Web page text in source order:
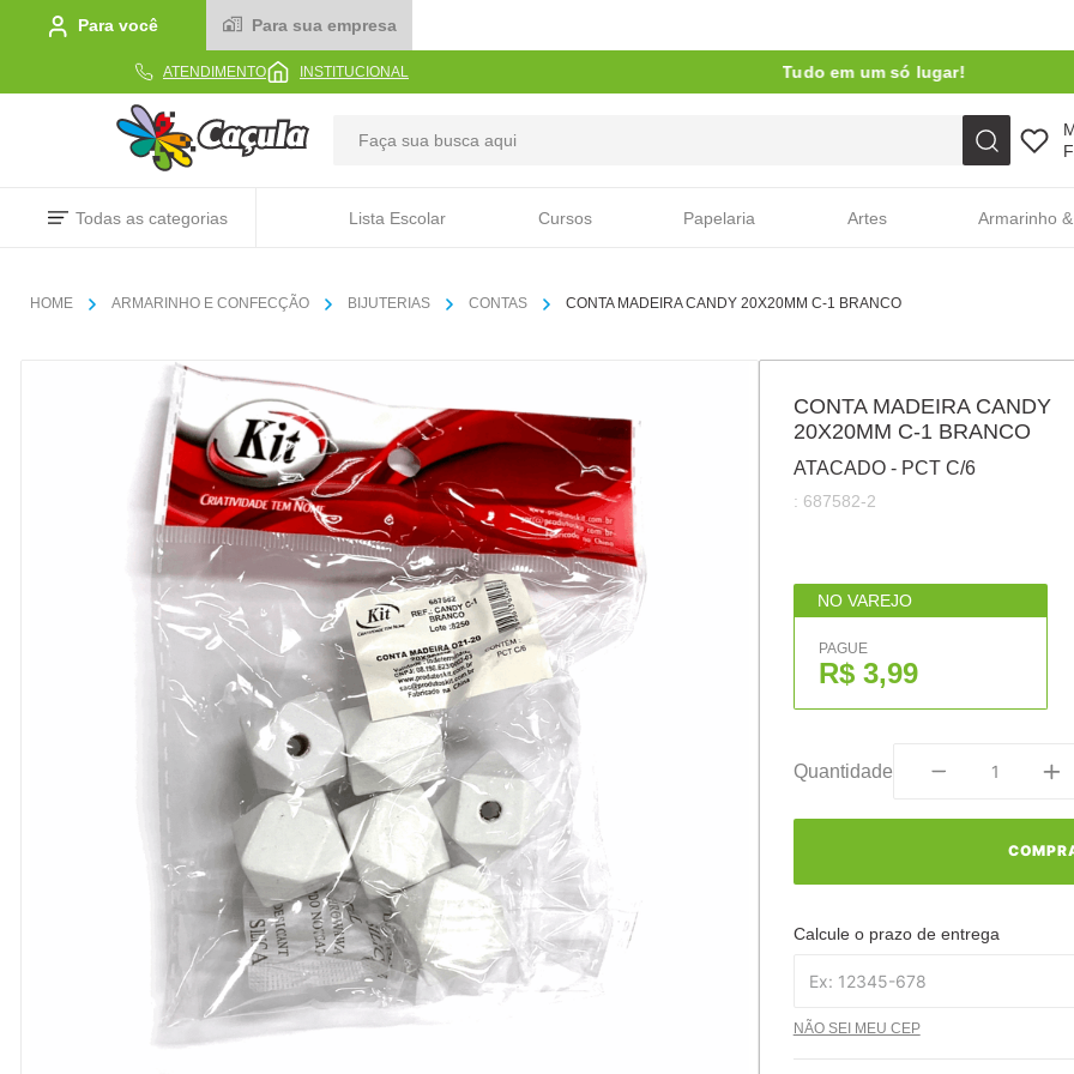
Para você Para sua empresa
ATENDIMENTO INSTITUCIONAL Tudo em um só lugar!
Todas as categorias Lista Escolar Cursos Papelaria Artes Armarinho
ARMARINHO E CONFECÇÃO BIJUTERIAS CONTAS CONTA MADEIRA CANDY 20X20MM C-1 BRANCO
CONTA MADEIRA CANDY
20X20MM C-1 BRANCO
ATACADO - PCT C/6
: 687582-2
NO VAREJO
PAGUE
R$ 3,99
Quantidade
Calcule o prazo de entrega
NÃO SEI MEU CEP
TERMOS MAIS BUSCADOS
linha
4º tecido
5 caixa
6º papel
7º pincel
8 º cola
9º barbante
10º fita